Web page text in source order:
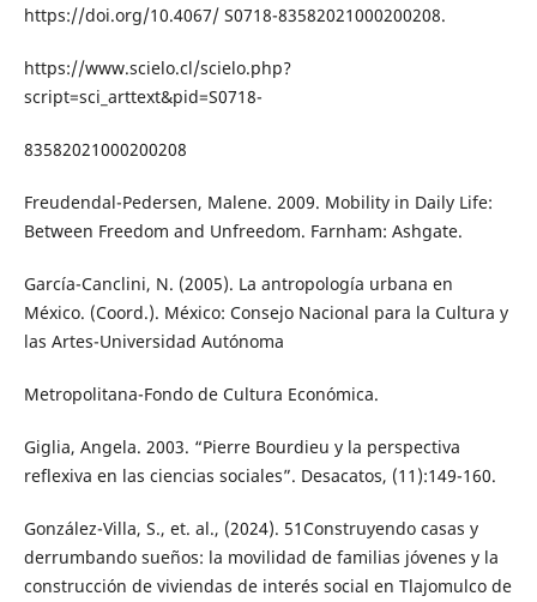
https://doi.org/10.4067/ S0718-83582021000200208.
https://www.scielo.cl/scielo.php?
script=sci_arttext&pid=S0718-
83582021000200208
Freudendal-Pedersen, Malene. 2009. Mobility in Daily Life:
Between Freedom and Unfreedom. Farnham: Ashgate.
García-Canclini, N. (2005). La antropología urbana en
México. (Coord.). México: Consejo Nacional para la Cultura y
las Artes-Universidad Autónoma
Metropolitana-Fondo de Cultura Económica.
Giglia, Angela. 2003. “Pierre Bourdieu y la perspectiva
reflexiva en las ciencias sociales”. Desacatos, (11):149-160.
González-Villa, S., et. al., (2024). 51Construyendo casas y
derrumbando sueños: la movilidad de familias jóvenes y la
construcción de viviendas de interés social en Tlajomulco de